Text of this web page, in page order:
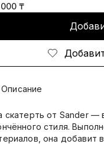
₸
Описание
скатерть от Sander —
стиля.
она добавит